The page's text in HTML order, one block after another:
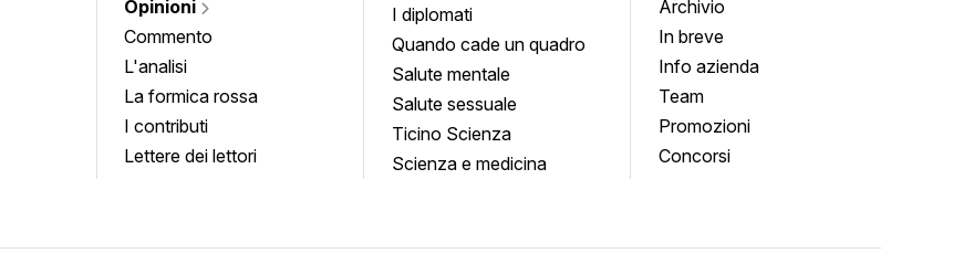
Opinioni
Commento
L'analisi
La formica rossa
I contributi
Lettere dei lettori
I diplomati
Quando cade un quadro
Salute mentale
Salute sessuale
Ticino Scienza
Scienza e medicina
Archivio
In breve
Info azienda
Team
Promozioni
Concorsi